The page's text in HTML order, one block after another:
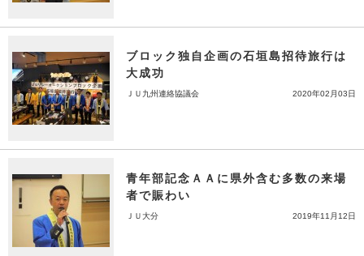
ブロック独自企画の石垣島招待旅行は
大成功
ＪＵ九州連絡協議会 2020年02月03日
青年部記念ＡＡに県外含む多数の来場
者で賑わい
ＪＵ大分 2019年11月12日